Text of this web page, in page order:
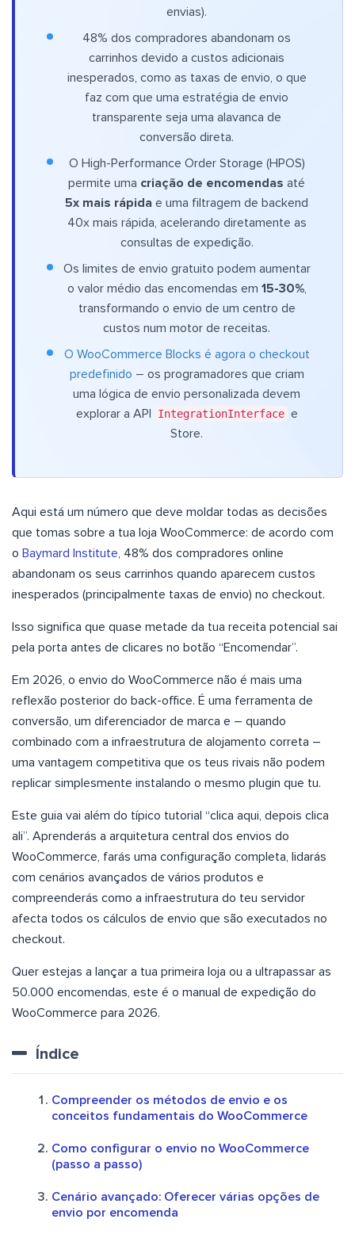
envias).
48% dos compradores abandonam os
carrinhos devido a custos adicionais
inesperados, como as taxas de envio, o que
faz com que uma estratégia de envio
transparente seja uma alavanca de
conversão direta.
O High-Performance Order Storage (HPOS)
permite uma criação de encomendas até
5x mais rápida e uma filtragem de backend
40x mais rápida, acelerando diretamente as
consultas de expedição.
Os limites de envio gratuito podem aumentar
o valor médio das encomendas em 15-30%,
transformando o envio de um centro de
custos num motor de receitas.
O WooCommerce Blocks é agora o checkout
predefinido – os programadores que criam
uma lógica de envio personalizada devem
explorar a API
IntegrationInterface e
Store.
Aqui está um número que deve moldar todas as decisões
que tomas sobre a tua loja WooCommerce: de acordo com
o Baymard Institute, 48% dos compradores online
abandonam os seus carrinhos quando aparecem custos
inesperados (principalmente taxas de envio) no checkout.
Isso significa que quase metade da tua receita potencial sai
pela porta antes de clicares no botão “Encomendar”.
Em 2026, o envio do WooCommerce não é mais uma
reflexão posterior do back-office. É uma ferramenta de
conversão, um diferenciador de marca e – quando
combinado com a infraestrutura de alojamento correta –
uma vantagem competitiva que os teus rivais não podem
replicar simplesmente instalando o mesmo plugin que tu.
Este guia vai além do típico tutorial “clica aqui, depois clica
ali”. Aprenderás a arquitetura central dos envios do
WooCommerce, farás uma configuração completa, lidarás
com cenários avançados de vários produtos e
compreenderás como a infraestrutura do teu servidor
afecta todos os cálculos de envio que são executados no
checkout.
Quer estejas a lançar a tua primeira loja ou a ultrapassar as
50.000 encomendas, este é o manual de expedição do
WooCommerce para 2026.
Índice
Compreender os métodos de envio e os
conceitos fundamentais do WooCommerce
Como configurar o envio no WooCommerce
(passo a passo)
Cenário avançado: Oferecer várias opções de
envio por encomenda